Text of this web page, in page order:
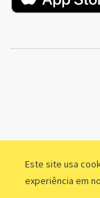
Este site usa
experiência em